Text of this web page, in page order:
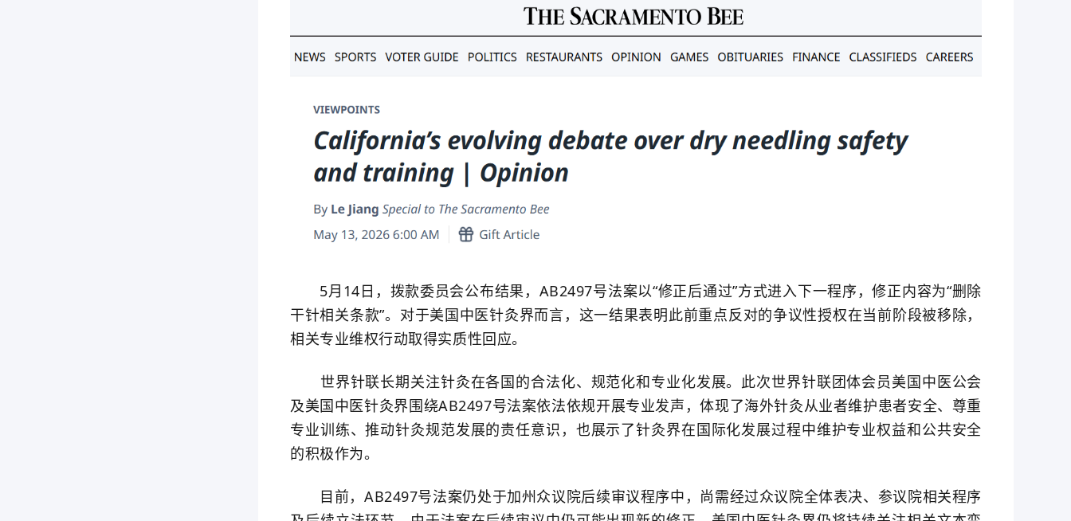
5月14日，拨款委员会公布结果，AB2497号法案以“修正后通过”方式进入下一程序，修正内容为“删除
干针相关条款”。对于美国中医针灸界而言，这一结果表明此前重点反对的争议性授权在当前阶段被移除，
相关专业维权行动取得实质性回应。
世界针联长期关注针灸在各国的合法化、规范化和专业化发展。此次世界针联团体会员美国中医公会
及美国中医针灸界围绕AB2497号法案依法依规开展专业发声，体现了海外针灸从业者维护患者安全、尊重
专业训练、推动针灸规范发展的责任意识，也展示了针灸界在国际化发展过程中维护专业权益和公共安全
的积极作为。
目前，AB2497号法案仍处于加州众议院后续审议程序中，尚需经过众议院全体表决、参议院相关程序